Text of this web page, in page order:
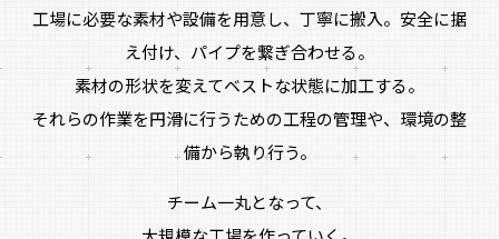
工場に必要な素材や設備を用意し、丁寧に搬入。安全に据
え付け、パイプを繋ぎ合わせる。
素材の形状を変えてベストな状態に加工する。
それらの作業を円滑に行うための工程の管理や、環境の整
備から執り行う。
チーム一丸となって、